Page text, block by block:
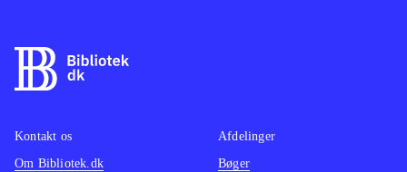
Kontakt os
Om Bibliotek.dk
Afdelinger
Bøger